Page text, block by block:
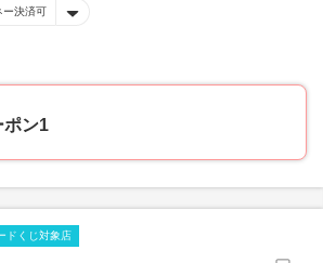
ー決済可
ポン1
ドくじ対象店